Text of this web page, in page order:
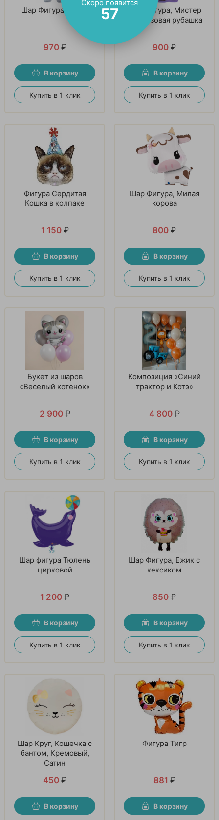
Шар Фигура, Корги
970 ₽
В корзину
Купить в 1 клик
Шар Фигура, Мистер
Лис розовая рубашка
900 ₽
В корзину
Купить в 1 клик
Фигура Сердитая
Кошка в колпаке
1 150 ₽
В корзину
Купить в 1 клик
Шар Фигура, Милая
корова
800 ₽
В корзину
Купить в 1 клик
Букет из шаров
«Веселый котенок»
2 900 ₽
В корзину
Купить в 1 клик
Композиция «Синий
трактор и Котэ»
4 800 ₽
В корзину
Купить в 1 клик
Шар фигура Тюлень
цирковой
1 200 ₽
В корзину
Купить в 1 клик
Шар Фигура, Ежик с
кексиком
850 ₽
В корзину
Купить в 1 клик
Шар Круг, Кошечка с
бантом, Кремовый,
Сатин
450 ₽
В корзину
Фигура Тигр
881 ₽
В корзину
Скоро появится
56